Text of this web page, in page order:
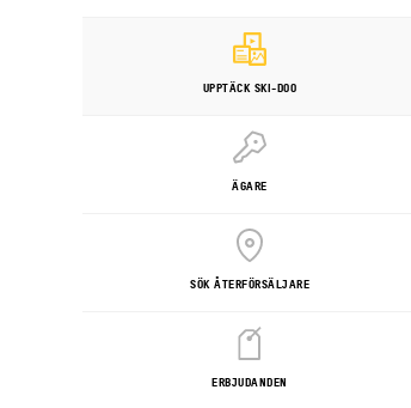
UPPTÄCK SKI-DOO
ÄGARE
SÖK ÅTERFÖRSÄLJARE
ERBJUDANDEN